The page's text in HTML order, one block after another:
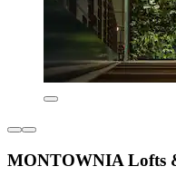
MONTOWNIA Lofts